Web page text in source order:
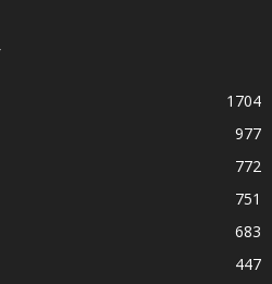
1704
977
772
751
683
447